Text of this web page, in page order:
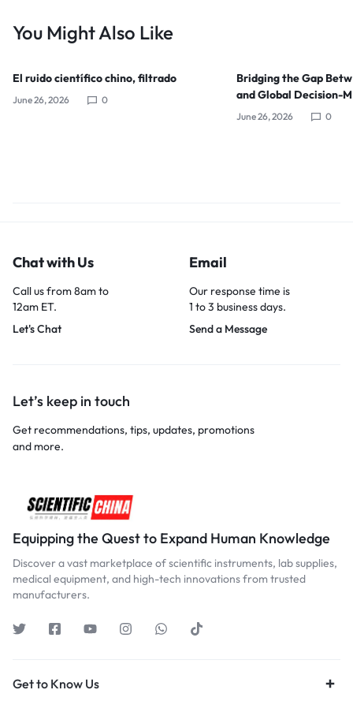
You Might Also Like
El ruido científico chino, filtrado
June 26, 2026 0
Bridging the Gap
and Global Decision-
June 26, 2026 0
Chat with Us
Call us from 8am to
12am ET.
Let's Chat
Email
Our response time is
1 to 3 business days.
Send a Message
Let’s keep in touch
Get recommendations, tips, updates, promotions
and more.
Equipping the Quest to Expand Human Knowledge
Discover a vast marketplace of scientific instruments, lab supplies,
medical equipment, and high-tech innovations from trusted
manufacturers.
Get to Know Us